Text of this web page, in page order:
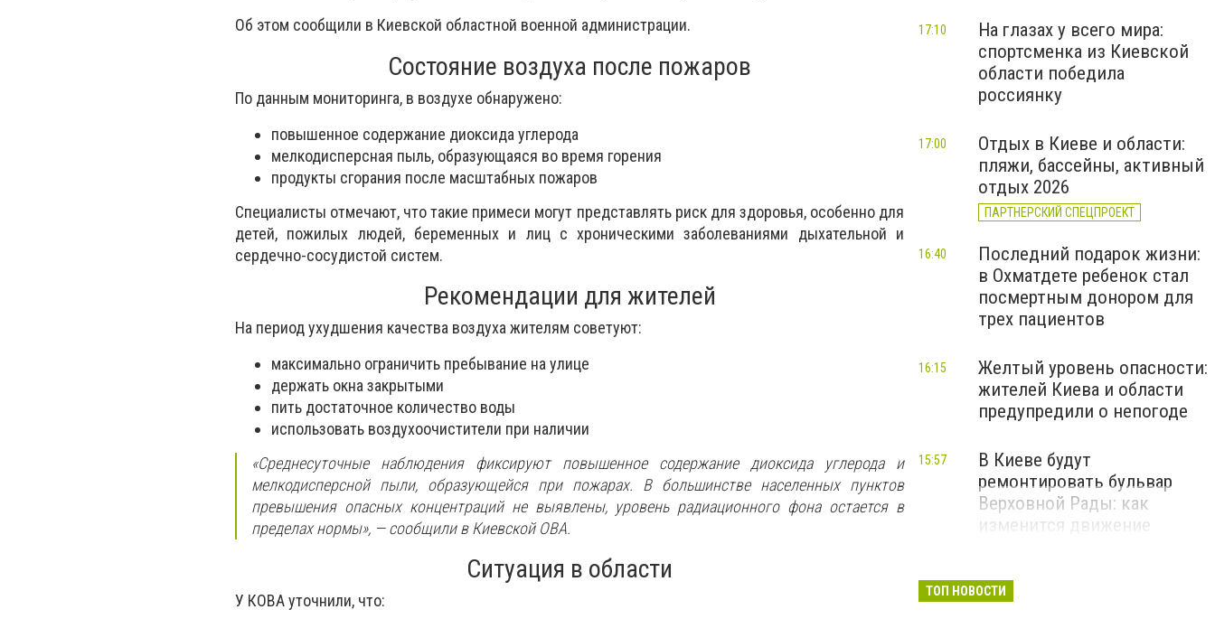
Об этом сообщили в Киевской областной военной администрации.
Состояние воздуха после пожаров
По данным мониторинга, в воздухе обнаружено:
повышенное содержание диоксида углерода
мелкодисперсная пыль, образующаяся во время горения
продукты сгорания после масштабных пожаров
Специалисты отмечают, что такие примеси могут представлять риск для здоровья, особенно для
детей, пожилых людей, беременных и лиц с хроническими заболеваниями дыхательной и
сердечно-сосудистой систем.
Рекомендации для жителей
На период ухудшения качества воздуха жителям советуют:
максимально ограничить пребывание на улице
держать окна закрытыми
пить достаточное количество воды
использовать воздухоочистители при наличии
«Среднесуточные наблюдения фиксируют повышенное содержание диоксида углерода и
мелкодисперсной пыли, образующейся при пожарах. В большинстве населенных пунктов
превышения опасных концентраций не выявлены, уровень радиационного фона остается в
пределах нормы», — сообщили в Киевской ОВА.
Ситуация в области
У КОВА уточнили, что:
На глазах у всего мира:
спортсменка из Киевской
области победила
россиянку
17:10
Отдых в Киеве и области:
пляжи, бассейны, активный
отдых 2026
ПАРТНЕРСКИЙ СПЕЦПРОЕКТ
17:00
Последний подарок жизни:
в Охматдете ребенок стал
посмертным донором для
трех пациентов
16:40
Желтый уровень опасности:
жителей Киева и области
предупредили о непогоде
16:15
В Киеве будут
ремонтировать бульвар
Верховной Рады: как
изменится движение
15:57
ТОП НОВОСТИ